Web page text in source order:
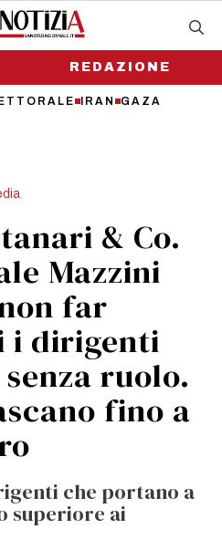
IRAN GAZA
REDAZIONE
& Co.
Mazzini
far
i dirigenti
ruolo.
fino a
che portano a
superiore ai